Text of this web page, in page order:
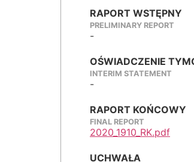
RAPORT WSTĘPNY
PRELIMINARY REPORT
-
OŚWIADCZENIE
INTERIM STATEMENT
-
RAPORT KOŃCOWY
FINAL REPORT
2020_1910_RK.pdf
UCHWAŁA